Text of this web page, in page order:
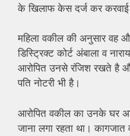
के खिलाफ केस दर्ज कर
महिला वकील की अनुसार वह
डिस्ट्रिक्ट कोर्ट अंबाला व
आरोपित उनसे रंजिश रखते है
पति नोटरी भी है।
आरोपित वकील का उनके घर
जाना लगा रहता था।